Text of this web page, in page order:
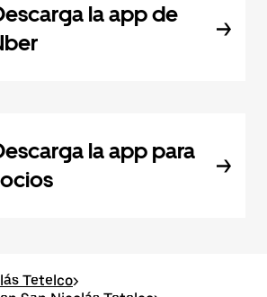
la app de
la app para
Tetelco>